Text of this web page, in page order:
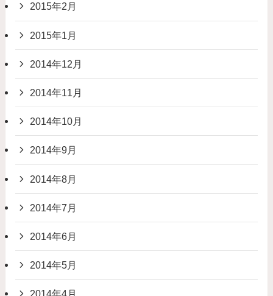
2015年2月
2015年1月
2014年12月
2014年11月
2014年10月
2014年9月
2014年8月
2014年7月
2014年6月
2014年5月
2014年4月